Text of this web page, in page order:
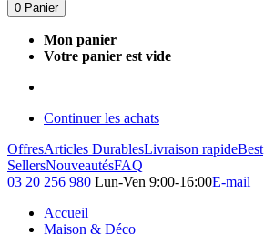
0 Panier
Mon panier
Votre panier est vide
Continuer les achats
OffresArticles DurablesLivraison rapideBest
SellersNouveautésFAQ
03 20 256 980 Lun-Ven 9:00-16:00E-mail
Accueil
Maison & Déco